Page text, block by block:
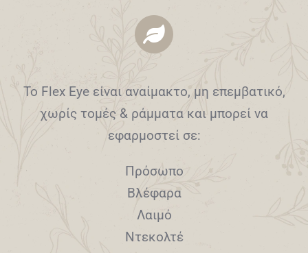
Το Flex Eye είναι αναίμακτο, μη επεμβατικό,
χωρίς τομές & ράμματα και μπορεί να
εφαρμοστεί σε:
Πρόσωπο
Βλέφαρα
Λαιμό
Ντεκολτέ